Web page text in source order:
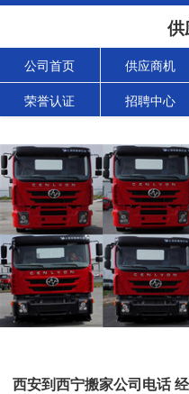
供
公司首页 供应商机
荣誉认证 招聘中心
西安到西宁搬家公司电话